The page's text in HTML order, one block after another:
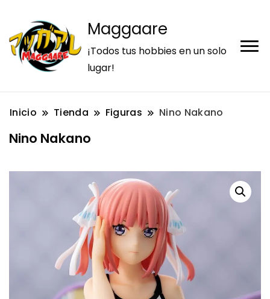
Maggaare
¡Todos tus hobbies en un solo
lugar!
Inicio Tienda Figuras Nino Nakano
Nino Nakano